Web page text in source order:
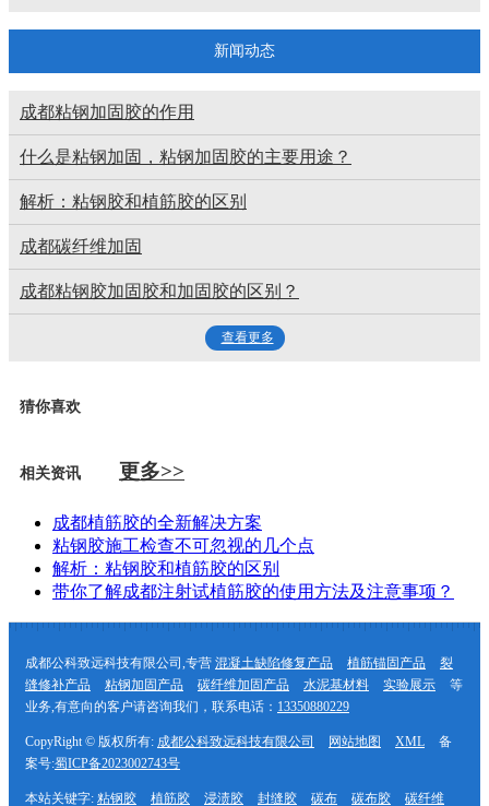
新闻动态
成都粘钢加固胶的作用
什么是粘钢加固，粘钢加固胶的主要用途？
解析：粘钢胶和植筋胶的区别
成都碳纤维加固
成都粘钢胶加固胶和加固胶的区别？
查看更多
猜你喜欢
相关资讯 更多>>
成都植筋胶的全新解决方案
粘钢胶施工检查不可忽视的几个点
解析：粘钢胶和植筋胶的区别
带你了解成都注射试植筋胶的使用方法及注意事项？
成都公科致远科技有限公司,专营 混凝土缺陷修复产品 植筋锚固产品
裂
缝修补产品
粘钢加固产品 碳纤维加固产品 水泥基材料 实验展示
等
业务,有意向的客户请咨询我们，联系电话： 13350880229
CopyRight © 版权所有: 成都公科致远科技有限公司 网站地图 XML
备
案号:蜀ICP备2023002743号
本站关键字: 粘钢胶 植筋胶 浸渍胶 封缝胶 碳布 碳布胶 碳纤维